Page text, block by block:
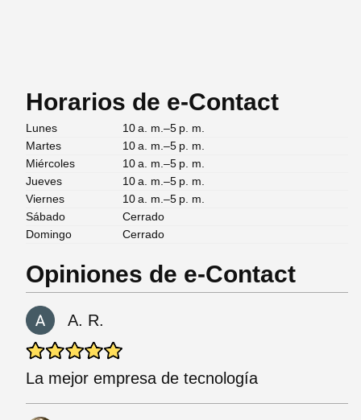
Horarios de e-Contact
Lunes
10 a. m.–5 p. m.
Martes
10 a. m.–5 p. m.
Miércoles
10 a. m.–5 p. m.
Jueves
10 a. m.–5 p. m.
Viernes
10 a. m.–5 p. m.
Sábado
Cerrado
Domingo
Cerrado
Opiniones de e-Contact
A. R.
La mejor empresa de tecnología